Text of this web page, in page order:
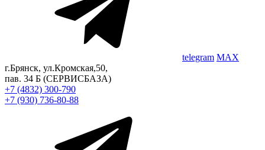
telegram MAX
г.Брянск, ул.Кромская,50,
пав. 34 Б (СЕРВИСБАЗА)
+7 (4832) 300-790
+7 (930) 736-80-88